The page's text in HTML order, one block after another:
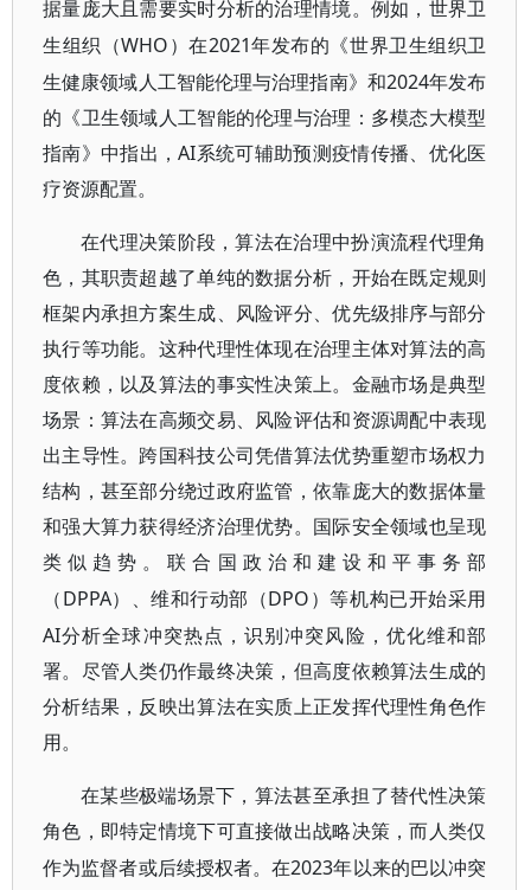
据量庞大且需要实时分析的治理情境。例如，世界卫
生组织（WHO）在2021年发布的《世界卫生组织卫
生健康领域人工智能伦理与治理指南》和2024年发布
的《卫生领域人工智能的伦理与治理：多模态大模型
指南》中指出，AI系统可辅助预测疫情传播、优化医
疗资源配置。
在代理决策阶段，算法在治理中扮演流程代理角
色，其职责超越了单纯的数据分析，开始在既定规则
框架内承担方案生成、风险评分、优先级排序与部分
执行等功能。这种代理性体现在治理主体对算法的高
度依赖，以及算法的事实性决策上。金融市场是典型
场景：算法在高频交易、风险评估和资源调配中表现
出主导性。跨国科技公司凭借算法优势重塑市场权力
结构，甚至部分绕过政府监管，依靠庞大的数据体量
和强大算力获得经济治理优势。国际安全领域也呈现
类似趋势。联合国政治和建设和平事务部
（ DPPA）、维和行动部（DPO）等机构已开始采用
AI分析全球冲突热点，识别冲突风险，优化维和部
署。尽管人类仍作最终决策，但高度依赖算法生成的
分析结果，反映出算法在实质上正发挥代理性角色作
用。
在某些极端场景下，算法甚至承担了替代性决策
角色，即特定情境下可直接做出战略决策，而人类仅
作为监督者或后续授权者。在2023年以来的巴以冲突